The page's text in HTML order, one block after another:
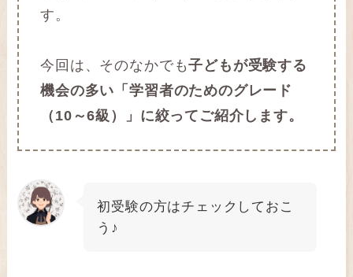
す。
今回は、そのなかでも子どもが受験する
機会の多い「学習者のためのグレード
（10～6級）」に絞ってご紹介します。
初受験の方はチェックしておこ
う♪